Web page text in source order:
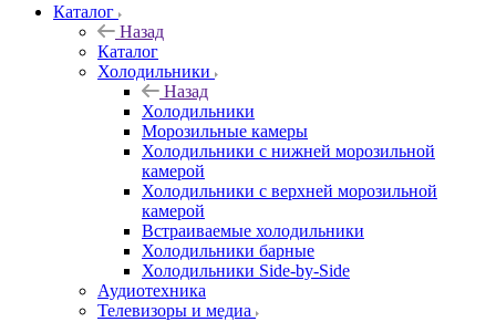
Каталог
Назад
Каталог
Холодильники
Назад
Холодильники
Морозильные камеры
Холодильники с нижней морозильной
камерой
Холодильники с верхней морозильной
камерой
Встраиваемые холодильники
Холодильники барные
Холодильники Side-by-Side
Аудиотехника
Телевизоры и медиа